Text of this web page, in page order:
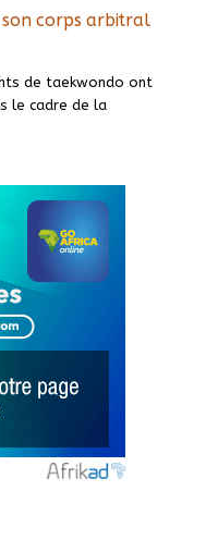
corps arbitral
de taekwondo ont
le cadre de la